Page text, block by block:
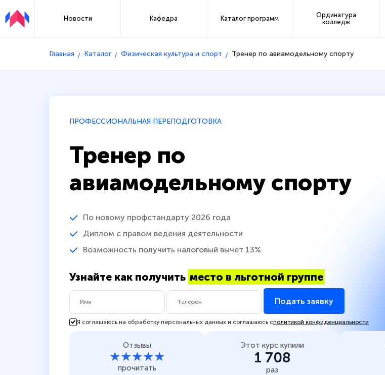
Новости Кафедра Каталог программ
Ординатура
колледж
Главная Каталог Физическая культура и спорт Тренер по авиамодельному спорту
ПРОФЕССИОНАЛЬНАЯ ПЕРЕПОДГОТОВКА
Тренер по
авиамодельному спорту
По новому профстандарту 2026 года
Диплом с правом ведения деятельности
Возможность получить налоговый вычет 13%
Узнайте как получить место в льготной группе
Подать заявку
Я соглашаюсь на обработку персональных данных и соглашаюсь сполитикой конфиденциальности
Отзывы
★★★★★
прочитать
Этот курс купили
1 708
раз